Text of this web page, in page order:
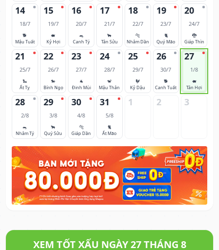
14
18/7
🐕
Mậu Tuất
15
19/7
🐖
Kỷ Hợi
16
20/7
🐀
Canh Tý
17
21/7
🐂
Tân Sửu
18
22/7
🐅
Nhâm Dần
19
23/7
🐈
Quý Mão
20
24/7
🐉
Giáp Thìn
21
25/7
🐍
Ất Tỵ
22
26/7
🐎
Bính Ngọ
23
27/7
🐐
Đinh Mùi
24
28/7
🐒
Mậu Thân
25
29/7
🐓
Kỷ Dậu
26
30/7
🐕
Canh Tuất
27
1/8
🐖
Tân Hợi
28
2/8
🐀
Nhâm Tý
29
3/8
🐂
Quý Sửu
30
4/8
🐅
Giáp Dần
31
5/8
🐈
Ất Mão
1 2 3
XEM TỐT XẤU NGÀY 27 THÁNG 8